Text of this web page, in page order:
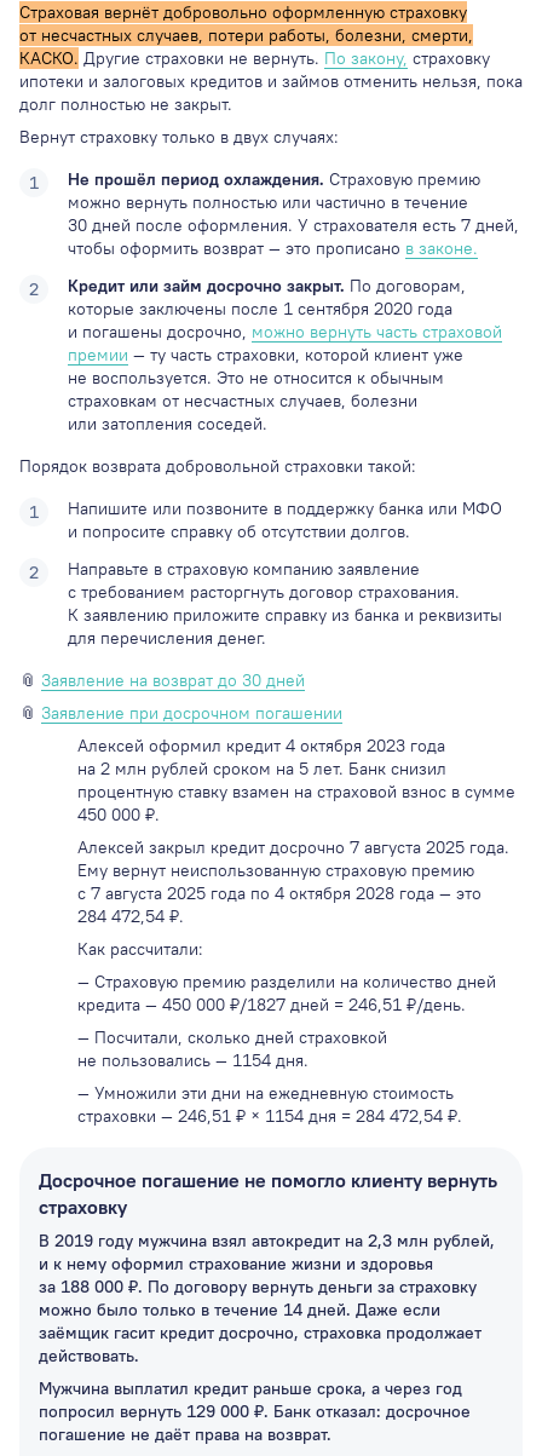
Страховая вернёт добровольно оформленную страховку
от несчастных случаев, потери работы, болезни, смерти,
КАСКО. Другие страховки не вернуть. По закону, страховку
ипотеки и залоговых кредитов и займов отменить нельзя, пока
долг полностью не закрыт.
Вернут страховку только в двух случаях:
Не прошёл период охлаждения. Страховую премию
можно вернуть полностью или частично в течение
30 дней после оформления. У страхователя есть 7 дней,
чтобы оформить возврат — это прописано в законе.
Кредит или займ досрочно закрыт. По договорам,
которые заключены после 1 сентября 2020 года
и погашены досрочно, можно вернуть часть страховой
премии — ту часть страховки, которой клиент уже
не воспользуется. Это не относится к обычным
страховкам от несчастных случаев, болезни
или затопления соседей.
Порядок возврата добровольной страховки такой:
Напишите или позвоните в поддержку банка или МФО
и попросите справку об отсутствии долгов.
Направьте в страховую компанию заявление
с требованием расторгнуть договор страхования.
К заявлению приложите справку из банка и реквизиты
для перечисления денег.
📎 Заявление на возврат до 30 дней
📎 Заявление при досрочном погашении
Алексей оформил кредит 4 октября 2023 года
на 2 млн рублей сроком на 5 лет. Банк снизил
процентную ставку взамен на страховой взнос в сумме
450 000 ₽.
Алексей закрыл кредит досрочно 7 августа 2025 года.
Ему вернут неиспользованную страховую премию
с 7 августа 2025 года по 4 октября 2028 года — это
284 472,54 ₽.
Как рассчитали:
— Страховую премию разделили на количество дней
кредита — 450 000 ₽/1827 дней = 246,51 ₽/день.
— Посчитали, сколько дней страховкой
не пользовались — 1154 дня.
— Умножили эти дни на ежедневную стоимость
страховки — 246,51 ₽ × 1154 дня = 284 472,54 ₽.
Досрочное погашение не помогло клиенту вернуть
страховку
В 2019 году мужчина взял автокредит на 2,3 млн рублей,
и к нему оформил страхование жизни и здоровья
за 188 000 ₽. По договору вернуть деньги за страховку
можно было только в течение 14 дней. Даже если
заёмщик гасит кредит досрочно, страховка продолжает
действовать.
Мужчина выплатил кредит раньше срока, а через год
попросил вернуть 129 000 ₽. Банк отказал: досрочное
погашение не даёт права на возврат.